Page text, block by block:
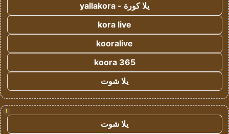
يلا كورة - yallakora
kora live
kooralive
koora 365
يلا شوت
!
يلا شوت